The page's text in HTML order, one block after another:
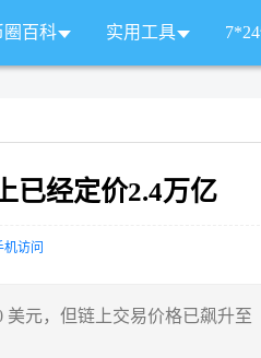
圈百科 实用工具
已经定价2.4万亿
机访问
美元，但链上交易价格已飙升至